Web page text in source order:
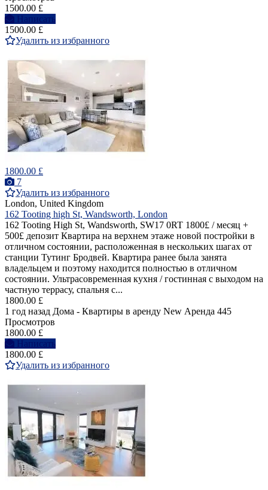
1500.00 £
Написать
1500.00 £
Удалить из избранного
1800.00 £
7
Удалить из избранного
London, United Kingdom
162 Tooting high St, Wandsworth, London
162 Tooting High St, Wandsworth, SW17 0RT 1800£ / месяц +
500£ депозит Квартира на верхнем этаже новой постройки в
отличном состоянии, расположенная в нескольких шагах от
станции Тутинг Бродвей. Квартира ранее была занята
владельцем и поэтому находится полностью в отличном
состоянии. Ультрасовременная кухня / гостинная с выходом на
частную террасу, спальня с...
1800.00 £
1 год назад Дома - Квартиры в аренду New Аренда 445
Просмотров
1800.00 £
Написать
1800.00 £
Удалить из избранного